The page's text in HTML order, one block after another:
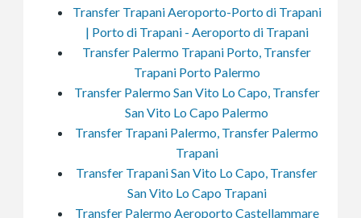
Transfer Trapani Aeroporto-Porto di Trapani
| Porto di Trapani - Aeroporto di Trapani
Transfer Palermo Trapani Porto, Transfer
Trapani Porto Palermo
Transfer Palermo San Vito Lo Capo, Transfer
San Vito Lo Capo Palermo
Transfer Trapani Palermo, Transfer Palermo
Trapani
Transfer Trapani San Vito Lo Capo, Transfer
San Vito Lo Capo Trapani
Transfer Palermo Aeroporto Castellammare